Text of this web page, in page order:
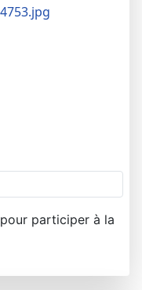
pour participer à la